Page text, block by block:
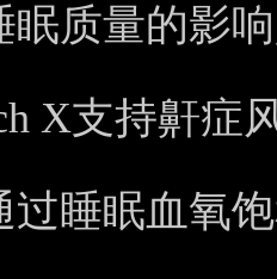
眠质量的影
X支持鼾
过睡眠血氧